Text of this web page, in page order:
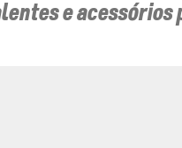
e acessórios